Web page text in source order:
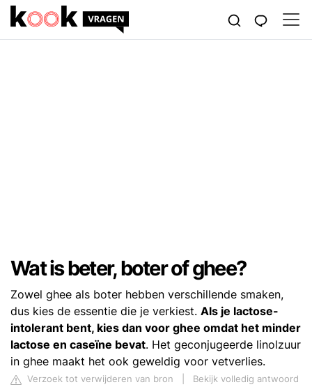
Wat is beter, boter of ghee?
Zowel ghee als boter hebben verschillende smaken,
dus kies de essentie die je verkiest. Als je lactose-
intolerant bent, kies dan voor ghee omdat het minder
lactose en caseïne bevat. Het geconjugeerde linolzuur
in ghee maakt het ook geweldig voor vetverlies.
Verzoek tot verwijderen van bron
Bekijk volledig antwoord